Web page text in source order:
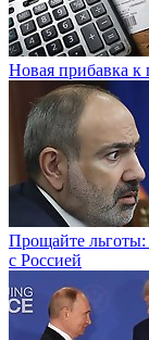
Новая прибавка к
Прощайте
с Россией